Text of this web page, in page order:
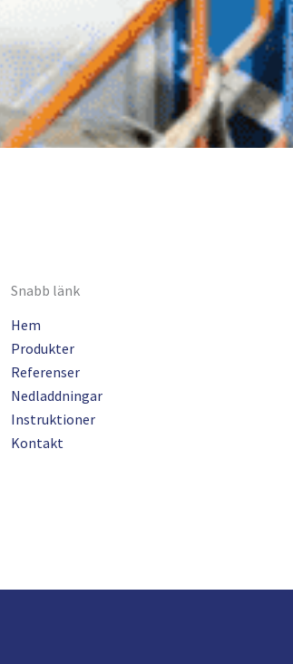
Snabb länk
Hem
Produkter
Referenser
Nedladdningar
Instruktioner
Kontakt